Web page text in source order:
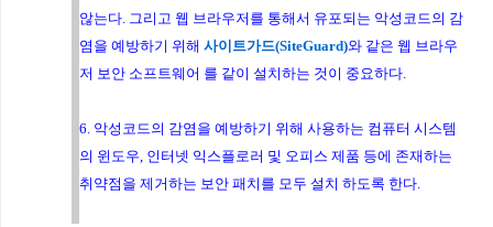
않는다. 그리고 웹 브라우저를 통해서 유포되는 악성코드의 감
염을 예방하기 위해 사이트가드(SiteGuard)와 같은 웹 브라우
저 보안 소프트웨어 를 같이 설치하는 것이 중요하다.
6. 악성코드의 감염을 예방하기 위해 사용하는 컴퓨터 시스템
의 윈도우, 인터넷 익스플로러 및 오피스 제품 등에 존재하는
취약점을 제거하는 보안 패치를 모두 설치 하도록 한다.